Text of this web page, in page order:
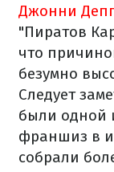
Джонни
"Пиратов
что
безумно
Следует
были одной
франшиз в
собрали